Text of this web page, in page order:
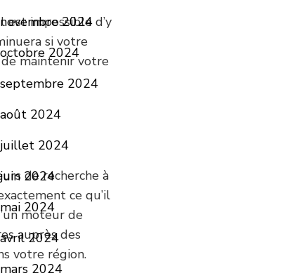
est impossible d’y
si votre
maintenir votre
de recherche à
ce qu’il
moteur de
auprès des
votre région.
novembre 2024
octobre 2024
septembre 2024
août 2024
juillet 2024
juin 2024
mai 2024
avril 2024
mars 2024